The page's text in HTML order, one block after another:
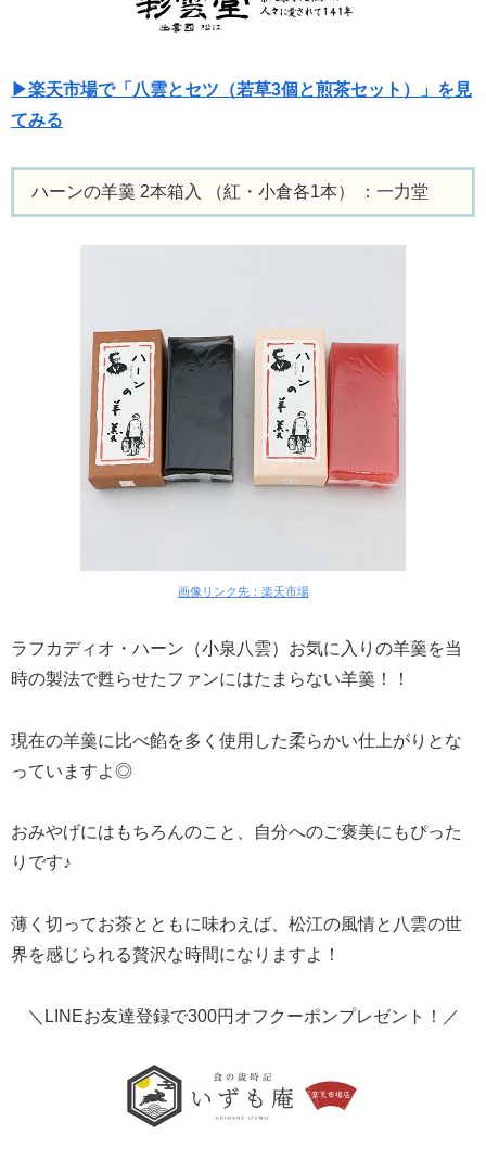
▶楽天市場で「八雲とセツ（若草3個と煎茶セット）」を見
てみる
ハーンの羊羹 2本箱入 （紅・小倉各1本） ：一力堂
画像リンク先：楽天市場
ラフカディオ・ハーン（小泉八雲）お気に入りの羊羹を当
時の製法で甦らせたファンにはたまらない羊羹！！
現在の羊羹に比べ餡を多く使用した柔らかい仕上がりとな
っていますよ◎
おみやげにはもちろんのこと、自分へのご褒美にもぴった
りです♪
薄く切ってお茶とともに味わえば、松江の風情と八雲の世
界を感じられる贅沢な時間になりますよ！
＼LINEお友達登録で300円オフクーポンプレゼント！／